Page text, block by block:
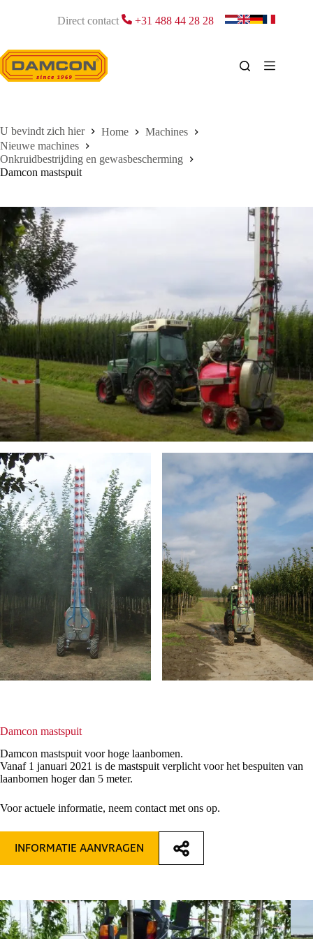
Direct contact +31 488 44 28 28
Home
Machines
Nieuwe machines
Onkruidbestrijding en gewasbescherming
Damcon mastspuit
Damcon mastspuit
Damcon mastspuit voor hoge laanbomen.
Vanaf 1 januari 2021 is de mastspuit verplicht voor het bespuiten van
laanbomen hoger dan 5 meter.
Voor actuele informatie, neem contact met ons op.
INFORMATIE AANVRAGEN